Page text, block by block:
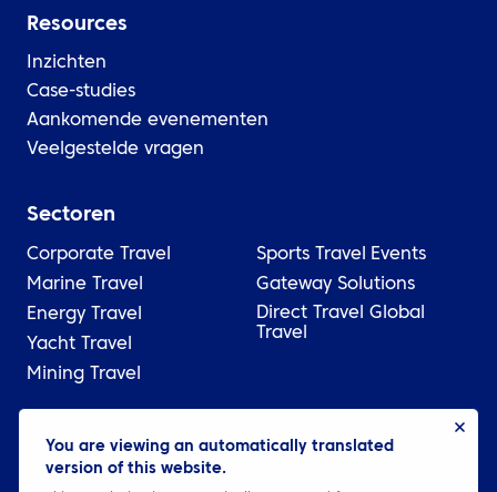
You are viewing an automatically translated
version of this website.
Resources
Inzichten
Case-studies
Aankomende evenementen
Veelgestelde vragen
Sectoren
Corporate Travel
Marine Travel
Energy Travel
Yacht Travel
Mining Travel
Sports Travel
Events
Gateway Solutions
Direct Travel Global
Travel
© 2026 ATPI
Wettelijk
Privacybeleid Cookie settings